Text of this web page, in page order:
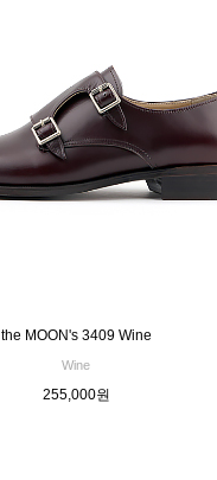
the MOON's 3409 Wine
Wine
255,000원